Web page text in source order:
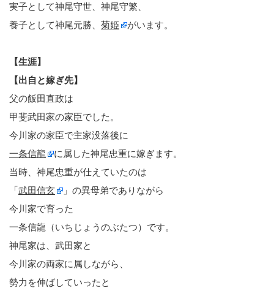
実子として神尾守世、神尾守繁、
養子として神尾元勝、 菊姫 がいます。
【生涯】
【出自と嫁ぎ先】
父の飯田直政は
甲斐武田家の家臣でした。
今川家の家臣で主家没落後に
一条信龍
に属した神尾忠重に嫁ぎます。
当時、神尾忠重が仕えていたのは
「武田信玄
」の異母弟でありながら
今川家で育った
一条信龍（いちじょうのぶたつ）です。
神尾家は、武田家と
今川家の両家に属しながら、
勢力を伸ばしていったと